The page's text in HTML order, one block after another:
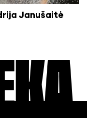
Janušaitė